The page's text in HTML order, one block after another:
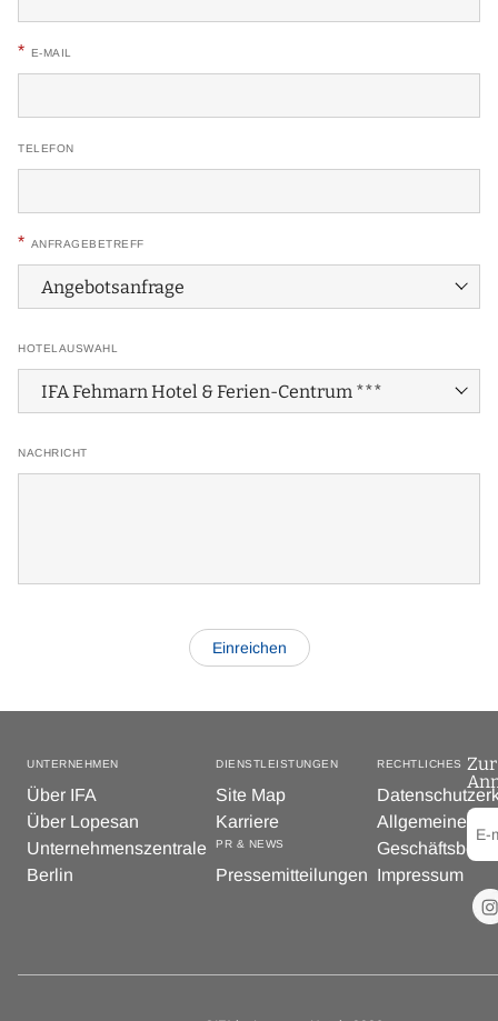
* E-MAIL
TELEFON
* ANFRAGEBETREFF
HOTELAUSWAHL
NACHRICHT
UNTERNEHMEN
Über IFA
Über Lopesan
Unternehmenszentrale
Berlin
DIENSTLEISTUNGEN
Site Map
Karriere
PR & NEWS
Pressemitteilungen
RECHTLICHES
Allgemeine
Impressum